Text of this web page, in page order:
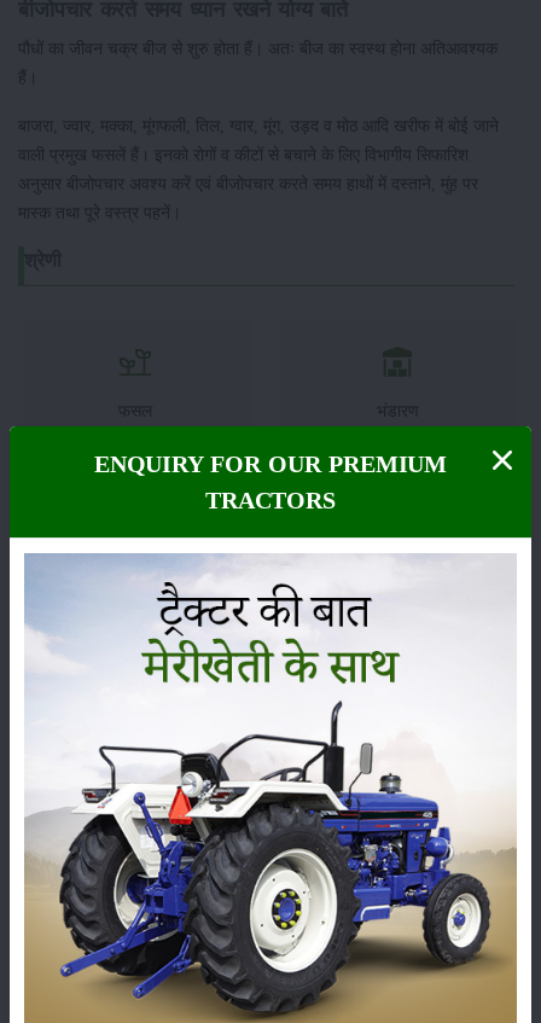
पौधों का जीवन चक्र बीज से शुरु होता हैं। अतः बीज का स्वस्थ होना अतिआवश्यक
हैं।
बाजरा, ज्वार, मक्का, मूंगफली, तिल, ग्वार, मूंग, उड़द व मोठ आदि खरीफ में बोई जाने
वाली प्रमुख फसलें हैं। इनको रोगों व कीटों से बचाने के लिए विभागीय सिफारिश
अनुसार बीजोपचार अवश्य करें एवं बीजोपचार करते समय हाथों में दस्ताने, मुंह पर
मास्क तथा पूरे वस्त्र पहनें।
फसल भंडारण
कीटनाशक पशुपालन
कृषि यंत्र समाचार
सम्पादकीय अन्य
लाड़ली बहना योजना की 36वीं किस्त जारी, करोड़ों महिलाओं के
खातों में पहुंचे 1500 रुपये
16-May-2026
ENQUIRY FOR OUR PREMIUM
TRACTORS